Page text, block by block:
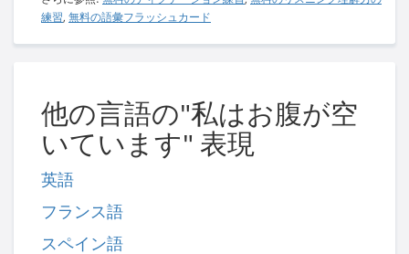
練習, 無料の語彙フラッシュカード
他の言語の"私はお腹が空
いています" 表現
英語
フランス語
スペイン語